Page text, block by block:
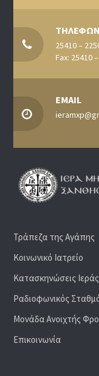
25410 –
Fax: 25410
EMAIL
Τράπεζα της Αγάπης
Κοινωνικό Ιατρείο
Κατασκηνώσεις
Ραδιoφωνικός
Μονάδα Ανοιχτής
Επικοινωνία